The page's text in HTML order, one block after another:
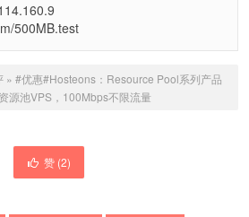
500MB.test
» #优惠#Hosteons：Resource Pool系列产品
源池VPS，100Mbps不限流量
赞 (2)